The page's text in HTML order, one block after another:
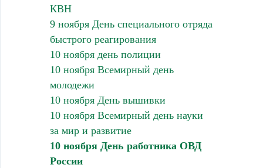
КВН
9 ноября День специального отряда
быстрого реагирования
10 ноября день полиции
10 ноября Всемирный день
молодежи
10 ноября День вышивки
10 ноября Всемирный день науки
за мир и развитие
10 ноября День работника ОВД
России